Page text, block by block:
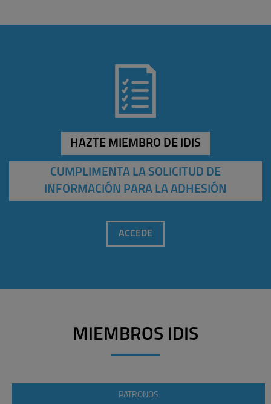
HAZTE MIEMBRO DE IDIS
CUMPLIMENTA LA SOLICITUD DE
INFORMACIÓN PARA LA ADHESIÓN
ACCEDE
MIEMBROS IDIS
PATRONOS